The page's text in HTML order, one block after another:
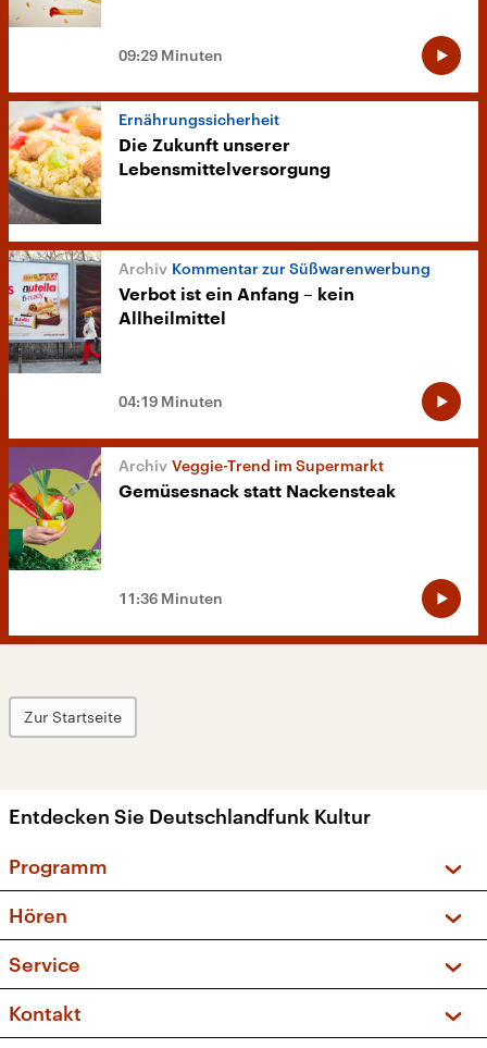
09:29 Minuten
Ernährungssicherheit
Die Zukunft unserer
Lebensmittelversorgung
Kommentar zur Süßwarenwerbung
Verbot ist ein Anfang – kein
Allheilmittel
04:19 Minuten
Veggie-Trend im Supermarkt
Gemüsesnack statt Nackensteak
11:36 Minuten
Zur Startseite
Entdecken Sie Deutschlandfunk Kultur
Programm
Sendungen und Podcasts
Musikliste
Kakadu – Das Kinderprogramm
Hören
Frequenzen (UKW + DAB+)
Service
FAQ
Apps
Kontakt